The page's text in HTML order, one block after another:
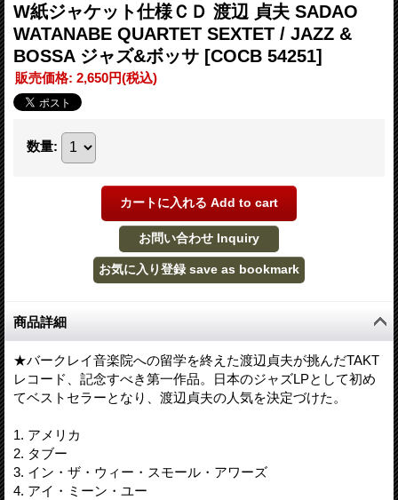
W紙ジャケット仕様ＣＤ 渡辺 貞夫 SADAO
WATANABE QUARTET SEXTET / JAZZ &
BOSSA ジャズ&ボッサ [COCB 54251]
販売価格: 2,650円(税込)
数量:
商品詳細
★バークレイ音楽院への留学を終えた渡辺貞夫が挑んだTAKT
レコード、記念すべき第一作品。日本のジャズLPとして初め
てベストセラーとなり、渡辺貞夫の人気を決定づけた。
1. アメリカ
2. タブー
3. イン・ザ・ウィー・スモール・アワーズ
4. アイ・ミーン・ユー